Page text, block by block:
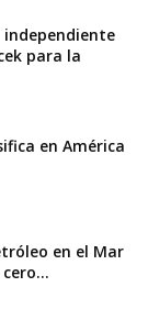
independiente
para la
en América
en el Mar